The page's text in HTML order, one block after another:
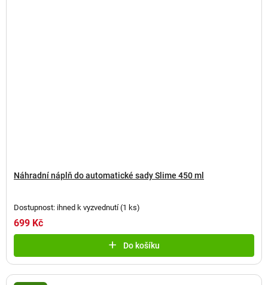
Náhradní náplň do automatické sady Slime 450 ml
Dostupnost: ihned k vyzvednutí(1 ks)
699 Kč
Do košíku